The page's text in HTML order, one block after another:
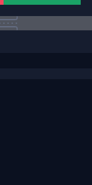
Metais Ações